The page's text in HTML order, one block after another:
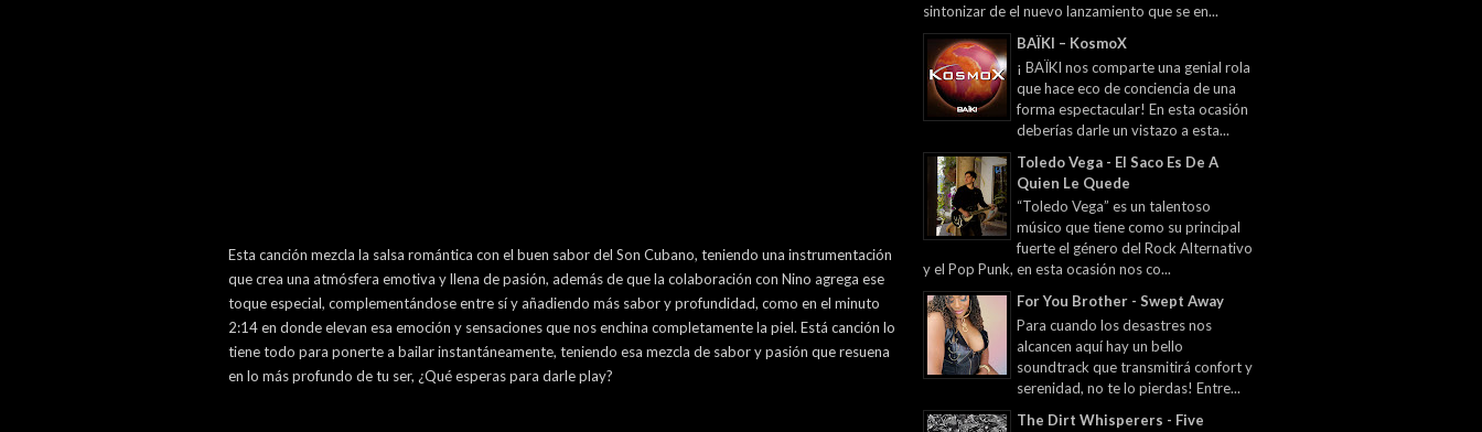
Esta canción mezcla la salsa romántica con el buen sabor del Son Cubano, teniendo una instrumentación
que crea una atmósfera emotiva y llena de pasión, además de que la colaboración con Nino agrega ese
toque especial, complementándose entre sí y añadiendo más sabor y profundidad, como en el minuto
2:14 en donde elevan esa emoción y sensaciones que nos enchina completamente la piel. Está canción lo
tiene todo para ponerte a bailar instantáneamente, teniendo esa mezcla de sabor y pasión que resuena
en lo más profundo de tu ser, ¿Qué esperas para darle play?
sintonizar de el nuevo lanzamiento que se en...
BAÏKI – KosmoX
¡ BAÏKI nos comparte una genial rola
que hace eco de conciencia de una
forma espectacular! En esta ocasión
deberías darle un vistazo a esta...
Toledo Vega - El Saco Es De A
Quien Le Quede
“Toledo Vega” es un talentoso
músico que tiene como su principal
fuerte el género del Rock Alternativo
y el Pop Punk, en esta ocasión nos co...
For You Brother - Swept Away
Para cuando los desastres nos
alcancen aquí hay un bello
soundtrack que transmitirá confort y
serenidad, no te lo pierdas! Entre...
The Dirt Whisperers - Five